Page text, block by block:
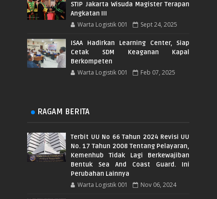
STIP Jakarta Wisuda Magister Terapan
Angkatan III
Warta Logistik 001 Sept 24, 2025
ISAA Hadirkan Learning Center, Siap
Cetak SDM Keaganan Kapal
Berkompeten
Warta Logistik 001 Feb 07, 2025
RAGAM BERITA
Terbit UU No 66 Tahun 2024 Revisi UU
No. 17 Tahun 2008 Tentang Pelayaran,
Kemenhub Tidak Lagi Berkewajiban
Bentuk Sea And Coast Guard. Ini
Perubahan Lainnya
Warta Logistik 001 Nov 06, 2024